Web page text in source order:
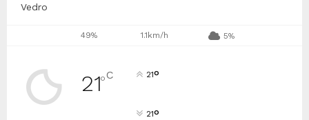
Vedro
49% 1.1km/h 5%
21°C 21°
21°